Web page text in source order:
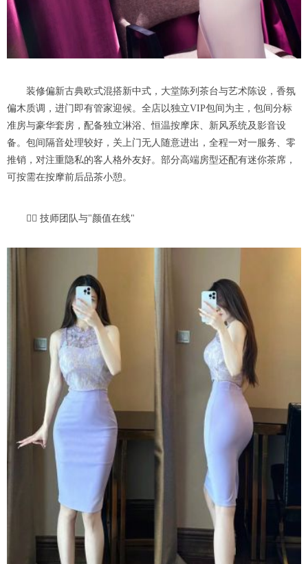
装修偏新古典欧式混搭新中式，大堂陈列茶台与艺术陈设，香氛
偏木质调，进门即有管家迎候。全店以独立VIP包间为主，包间分标
准房与豪华套房，配备独立淋浴、恒温按摩床、新风系统及影音设
备。包间隔音处理较好，关上门无人随意进出，全程一对一服务、零
推销，对注重隐私的客人格外友好。部分高端房型还配有迷你茶席，
可按需在按摩前后品茶小憩。
👩‍⚕️ 技师团队与"颜值在线"